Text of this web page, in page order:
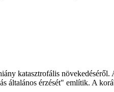
katasztrofális
általános érzését" említik. A